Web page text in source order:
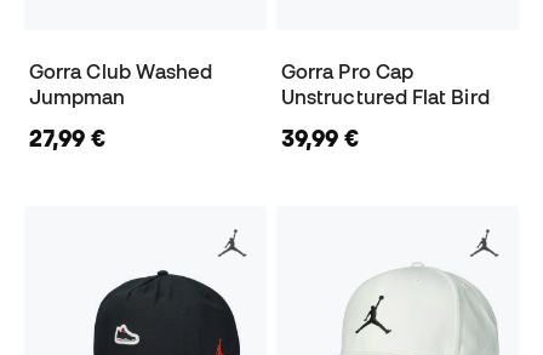
Gorra Club Washed
Jumpman
27,99 €
Gorra Pro Cap
Unstructured Flat Bird
39,99 €